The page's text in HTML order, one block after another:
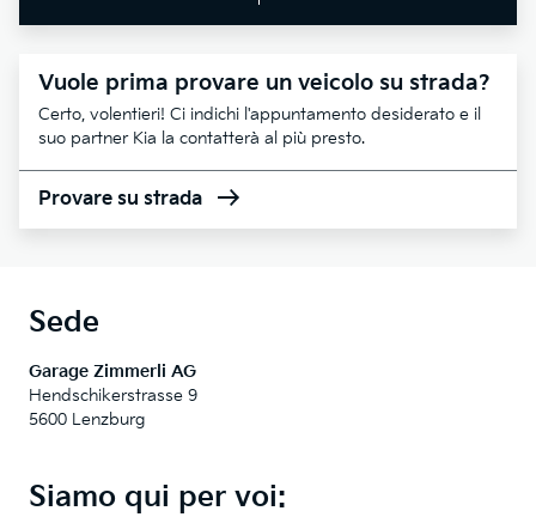
Vuole prima provare un veicolo su strada?
Certo, volentieri! Ci indichi l'appuntamento desiderato e il
suo partner Kia la contatterà al più presto.
Provare su strada
Sede
Garage Zimmerli AG
Hendschikerstrasse 9
5600 Lenzburg
Siamo qui per voi: